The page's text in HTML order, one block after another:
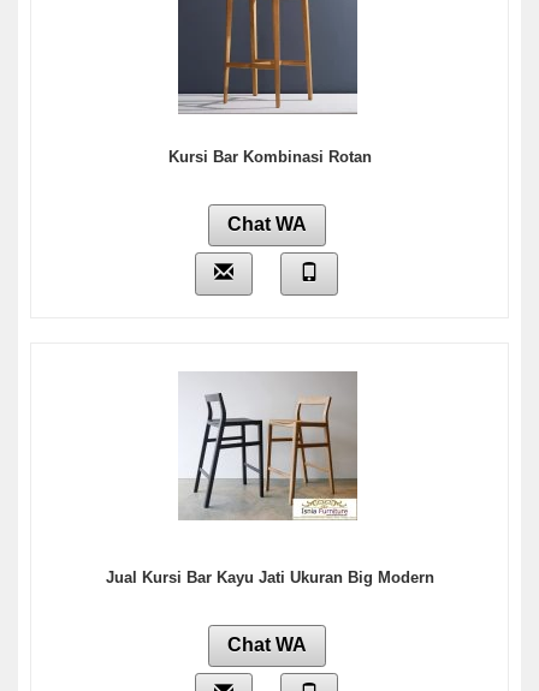
Kursi Bar Kombinasi Rotan
Chat WA
Jual Kursi Bar Kayu Jati Ukuran Big Modern
Chat WA